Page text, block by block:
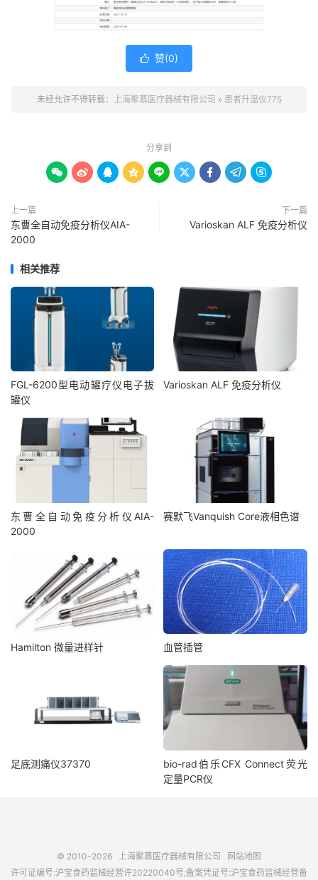
 赞(0)
未经允许不得转载： 上海聚慕医疗器械有限公司 » 患者升温仪775
分享到
        
上一篇
东曹全自动免疫分析仪AIA-
2000
下一篇
Varioskan ALF 免疫分析仪
相关推荐
FGL-6200型电动罐疗仪电子拔
罐仪
Varioskan ALF 免疫分析仪
东曹全自动免疫分析仪AIA-
2000
赛默飞Vanquish Core液相色谱
Hamilton 微量进样针 血管插管
足底测痛仪37370
bio-rad伯乐CFX Connect荧光
定量PCR仪
© 2010-2026 上海聚慕医疗器械有限公司
网站地图
许可证编号:沪宝食药监械经营许20220040号;备案凭证号:沪宝食药监械经营备